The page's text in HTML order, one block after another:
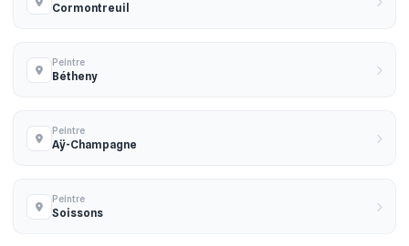
Cormontreuil
Peintre
Bétheny
Peintre
Aÿ-Champagne
Peintre
Soissons